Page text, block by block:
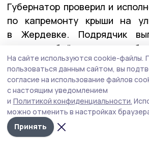
Губернатор проверил и
по капремонту крыши на
в Жердевке. Подрядчик
в полном объёме и раньше
Герои Тамбовщины
На этой неделе вместе с
школы государственного
Кондратенко Евгений
дипломы выпускникам
На сайте используются cookie-файлы.
пользоваться данным сайтом, вы
согласие на использование файлов
с настоящим уведомлением
и Политикой конфиденциальности.
можно отменить в настройках
Принять